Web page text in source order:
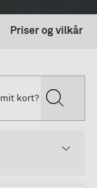
Priser og vilkår